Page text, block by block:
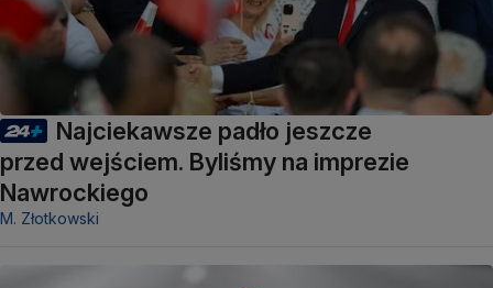
Najciekawsze padło jeszcze
przed wejściem. Byliśmy na imprezie
Nawrockiego
M. Złotkowski